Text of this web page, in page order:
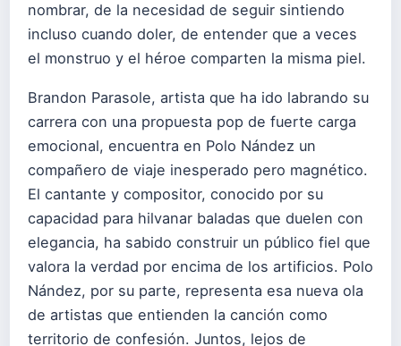
nombrar, de la necesidad de seguir sintiendo
incluso cuando doler, de entender que a veces
el monstruo y el héroe comparten la misma piel.
Brandon Parasole, artista que ha ido labrando su
carrera con una propuesta pop de fuerte carga
emocional, encuentra en Polo Nández un
compañero de viaje inesperado pero magnético.
El cantante y compositor, conocido por su
capacidad para hilvanar baladas que duelen con
elegancia, ha sabido construir un público fiel que
valora la verdad por encima de los artificios. Polo
Nández, por su parte, representa esa nueva ola
de artistas que entienden la canción como
territorio de confesión. Juntos, lejos de